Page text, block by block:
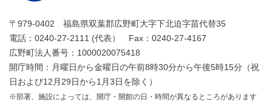
〒979-0402 福島県双葉郡広野町大字下北迫字苗代替35
電話：0240-27-2111 (代表） Fax：0240-27-4167
広野町法人番号：1000020075418
開庁時間：月曜日から金曜日の午前8時30分から午後5時15分（祝
日および12月29日から1月3日を除く）
※部署、施設によっては、開庁・開館の日・時間が異なるところがあります